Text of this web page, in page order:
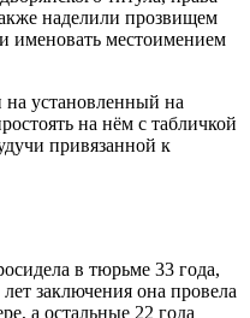
наделили прозвищем
именовать местоимением
на установленный на
на нём с табличкой
привязанной к
в тюрьме 33 года,
заключения она провела
а остальные 22 года